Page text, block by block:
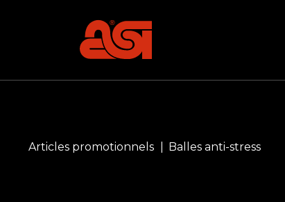
Articles promotionnels Balles anti-stress